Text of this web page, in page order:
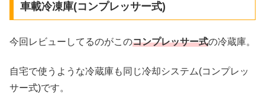
車載冷凍庫(コンプレッサー式)
今回レビューしてるのがこのコンプレッサー式の冷蔵庫。
自宅で使うような冷蔵庫も同じ冷却システム(コンプレッ
サー式)です。